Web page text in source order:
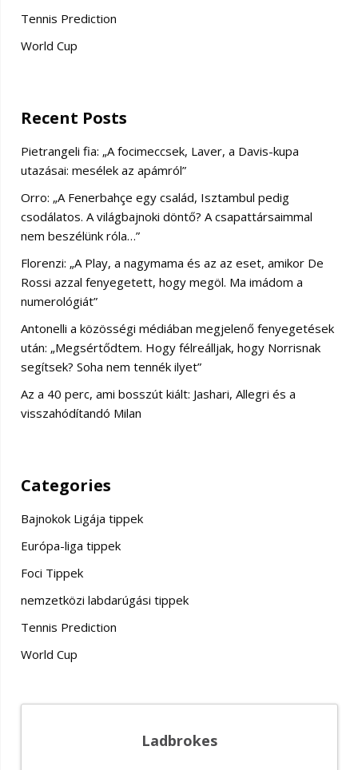
Tennis Prediction
World Cup
Recent Posts
Pietrangeli fia: „A focimeccsek, Laver, a Davis-kupa
utazásai: mesélek az apámról”
Orro: „A Fenerbahçe egy család, Isztambul pedig
csodálatos. A világbajnoki döntő? A csapattársaimmal
nem beszélünk róla…”
Florenzi: „A Play, a nagymama és az az eset, amikor De
Rossi azzal fenyegetett, hogy megöl. Ma imádom a
numerológiát”
Antonelli a közösségi médiában megjelenő fenyegetések
után: „Megsértődtem. Hogy félreálljak, hogy Norrisnak
segítsek? Soha nem tennék ilyet”
Az a 40 perc, ami bosszút kiált: Jashari, Allegri és a
visszahódítandó Milan
Categories
Bajnokok Ligája tippek
Európa-liga tippek
Foci Tippek
nemzetközi labdarúgási tippek
Tennis Prediction
World Cup
Ladbrokes